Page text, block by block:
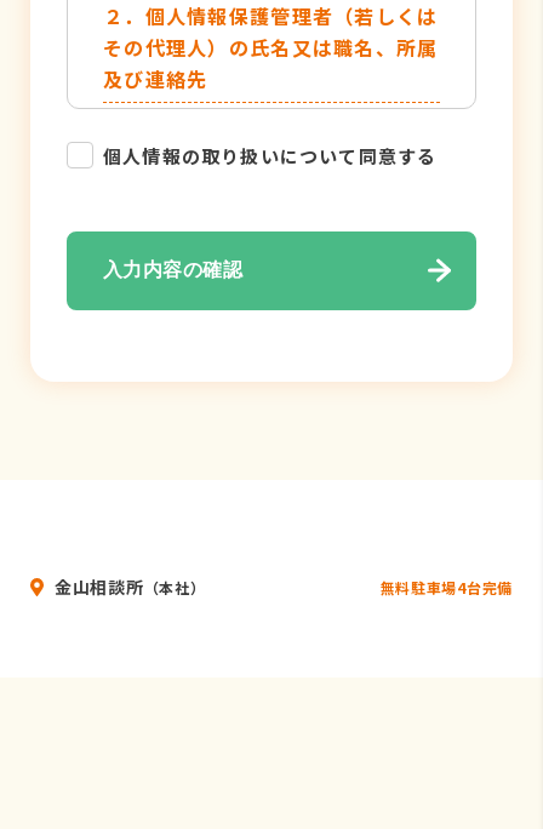
２．個人情報保護管理者（若しくは
その代理人）の氏名又は職名、所属
及び連絡先
TEL：052-884-2050
・各種お問い合わせ対応のため
結し、お客様の個人情報を厳密に管理
個人情報の取り扱いについて同意する
入力内容の確認
金山相談所 （本社） 無料駐車場4台完備